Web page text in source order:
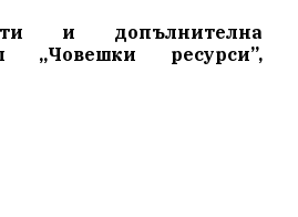
и допълнителна
„Човешки ресурси”,